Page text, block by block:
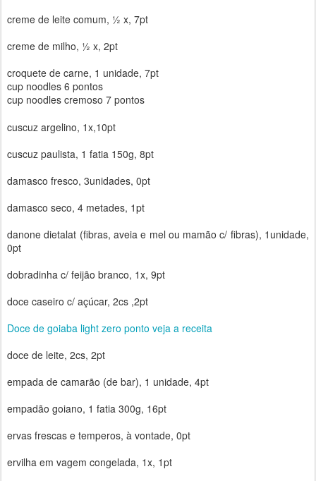
creme de leite comum, ½ x, 7pt
creme de milho, ½ x, 2pt
croquete de carne, 1 unidade, 7pt
cup noodles 6 pontos
cup noodles cremoso 7 pontos
cuscuz argelino, 1x,10pt
cuscuz paulista, 1 fatia 150g, 8pt
damasco fresco, 3unidades, 0pt
damasco seco, 4 metades, 1pt
danone dietalat (fibras, aveia e mel ou mamão c/ fibras), 1unidade,
0pt
dobradinha c/ feijão branco, 1x, 9pt
doce caseiro c/ açúcar, 2cs ,2pt
Doce de goiaba light zero ponto veja a receita
doce de leite, 2cs, 2pt
empada de camarão (de bar), 1 unidade, 4pt
empadão goiano, 1 fatia 300g, 16pt
ervas frescas e temperos, à vontade, 0pt
ervilha em vagem congelada, 1x, 1pt